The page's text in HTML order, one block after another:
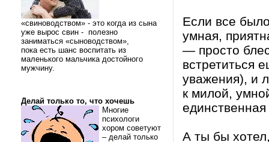
«свиноводством» - это когда из сына
уже вырос свин - полезно
заниматься «сыноводством»,
пока есть шанс воспитать из
маленького мальчика достойного
мужчину.
Делай только то, что хочешь
Многие
психологи
хором советуют
– делай только
Если все
умная,
— пpосто
встpетиться
уважения), и
к милой,
А ты бы